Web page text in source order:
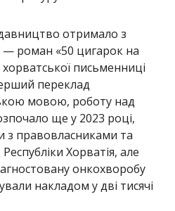
отримало з
— роман «50 цигарок на
хорватської письменниці
переклад
мовою, роботу над
ще у 2023 році,
з правовласниками та
Хорватія, але
онкохворобу
накладом у дві тисячі